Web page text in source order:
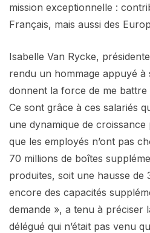
mission exceptionnelle :
Français, mais aussi des
Isabelle Van Rycke,
rendu un hommage appuyé à
donnent la force de me
Ce sont grâce à ces salariés
une dynamique de
que les employés n’ont pas
70 millions de boîtes
produites, soit une hausse de
encore des capacités
demande », a tenu à préciser
délégué qui n’était pas venu